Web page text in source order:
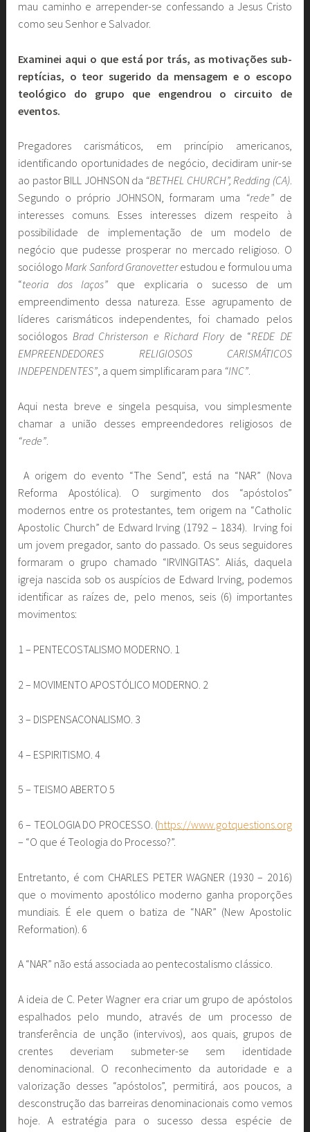
mau caminho e arrepender-se confessando a Jesus Cristo
como seu Senhor e Salvador.
Examinei aqui o que está por trás, as motivações sub-
reptícias, o teor sugerido da mensagem e o escopo
teológico do grupo que engendrou o circuito de
eventos.
Pregadores carismáticos, em princípio americanos,
identificando oportunidades de negócio, decidiram unir-se
ao pastor BILL JOHNSON da “BETHEL CHURCH”, Redding (CA).
Segundo o próprio JOHNSON, formaram uma “rede” de
interesses comuns. Esses interesses dizem respeito à
possibilidade de implementação de um modelo de
negócio que pudesse prosperar no mercado religioso. O
sociólogoMark Sanford Granovetterestudou e formulou uma
“teoria dos laços” que explicaria o sucesso de um
empreendimento dessa natureza. Esse agrupamento de
líderes carismáticos independentes, foi chamado pelos
sociólogos Brad Christerson e Richard Flory de “REDE DE
EMPREENDEDORES RELIGIOSOS CARISMÁTICOS
INDEPENDENTES”, a quem simplificaram para “INC”.
Aqui nesta breve e singela pesquisa, vou simplesmente
chamar a união desses empreendedores religiosos de
“rede”
A origem do evento “The Send”, está na “NAR” (Nova
Reforma Apostólica). O surgimento dos “apóstolos”
modernos entre os protestantes, tem origem na “Catholic
Apostolic Church” de Edward Irving (1792 – 1834). Irving foi
um jovem pregador, santo do passado. Os seus seguidores
formaram o grupo chamado “IRVINGITAS”. Aliás, daquela
igreja nascida sob os auspícios de Edward Irving, podemos
identificar as raízes de, pelo menos, seis (6) importantes
movimentos:
1 – PENTECOSTALISMO MODERNO. 1
2 – MOVIMENTO APOSTÓLICO MODERNO. 2
3 – DISPENSACONALISMO. 3
4 – ESPIRITISMO. 4
5 – TEISMO ABERTO 5
6 – TEOLOGIA DO PROCESSO. (https://www.gotquestions.org
– “O que é Teologia do Processo?”.
Entretanto, é com CHARLES PETER WAGNER (1930 – 2016)
que o movimento apostólico moderno ganha proporções
mundiais. É ele quem o batiza de “NAR” (New Apostolic
Reformation). 6
A “NAR” não está associada ao pentecostalismo clássico.
A ideia de C. Peter Wagner era criar um grupo de apóstolos
espalhados pelo mundo, através de um processo de
transferência de unção (intervivos), aos quais, grupos de
crentes deveriam submeter-se sem identidade
denominacional. O reconhecimento da autoridade e a
valorização desses “apóstolos”, permitirá, aos poucos, a
desconstrução das barreiras denominacionais como vemos
hoje. A estratégia para o sucesso dessa espécie de